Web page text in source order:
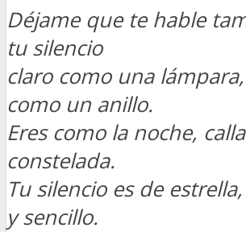
Déjame que te hable
tu silencio
claro como una
como un anillo.
Eres como la noche,
constelada.
Tu silencio es de
y sencillo.